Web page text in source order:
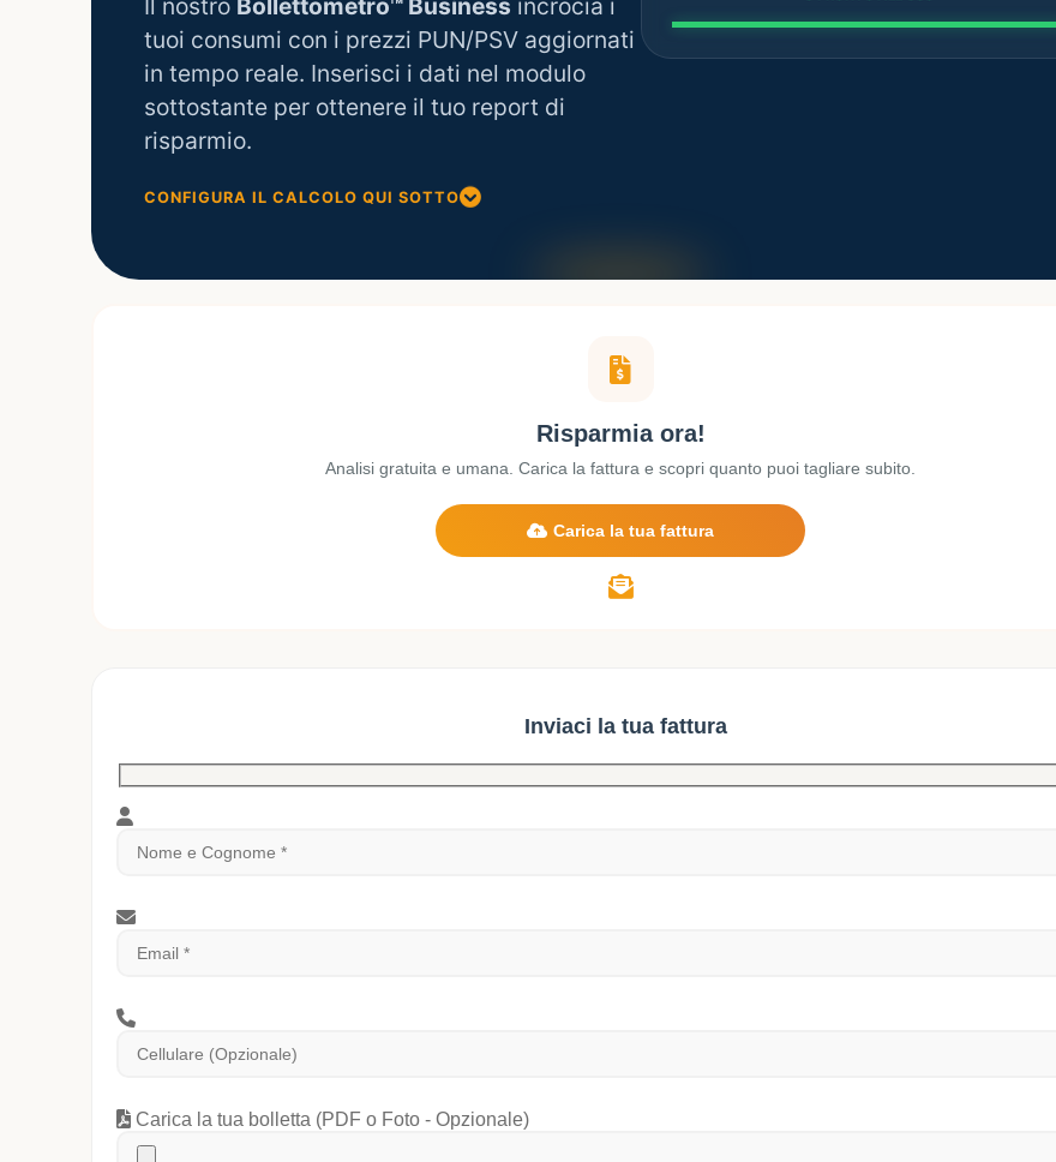
Il nostro Bollettometro™ Business incrocia i
tuoi consumi con i prezzi PUN/PSV aggiornati
in tempo reale. Inserisci i dati nel modulo
sottostante per ottenere il tuo report di
risparmio.
CONFIGURA IL CALCOLO QUI SOTTO
Risparmia ora!
Analisi gratuita e umana. Carica la fattura e scopri quanto puoi tagliare subito.
Carica la tua fattura
Inviaci la tua fattura
Si prega di lasciare vuoto questo campo.
Carica la tua bolletta (PDF o Foto - Opzionale)